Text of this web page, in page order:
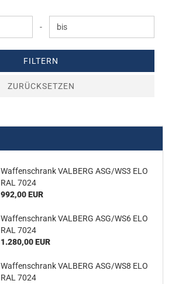
-
FILTERN
ZURÜCKSETZEN
Waf­fen­schrank VAL­BERG ASG/WS3 ELO
RAL 7024
992,00 EUR
Waf­fen­schrank VAL­BERG ASG/WS6 ELO
RAL 7024
1.280,00 EUR
Waf­fen­schrank VAL­BERG ASG/WS8 ELO
RAL 7024